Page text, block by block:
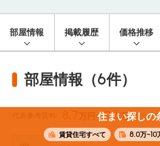
住まい探しの
賃貸住宅すべて 8.0万~10
部屋情報 掲載履歴 価格推移
部屋情報（6件）
8.7 万円〜9.6万円